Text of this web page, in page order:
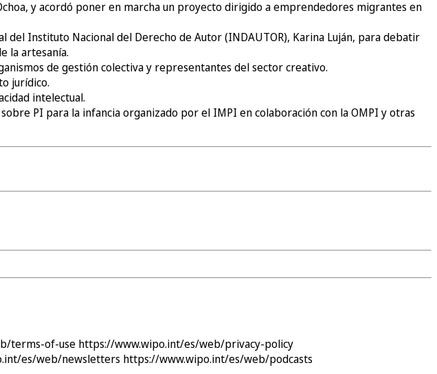
y acordó poner en marcha un proyecto dirigido a emprendedores migrantes en
Instituto Nacional del Derecho de Autor (INDAUTOR), Karina Luján, para debatir
la artesanía.
de gestión colectiva y representantes del sector creativo.
jurídico.
intelectual.
PI para la infancia organizado por el IMPI en colaboración con la OMPI y otras
terms-of-use https://www.wipo.int/es/web/privacy-policy
es/web/newsletters https://www.wipo.int/es/web/podcasts